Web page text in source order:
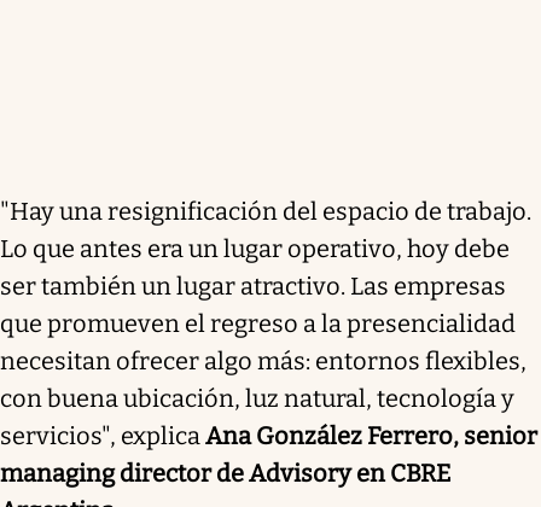
"Hay una resignificación del espacio de trabajo.
Lo que antes era un lugar operativo, hoy debe
ser también un lugar atractivo. Las empresas
que promueven el regreso a la presencialidad
necesitan ofrecer algo más: entornos flexibles,
con buena ubicación, luz natural, tecnología y
servicios", explicaAna González Ferrero, senior
managing director de Advisory en CBRE